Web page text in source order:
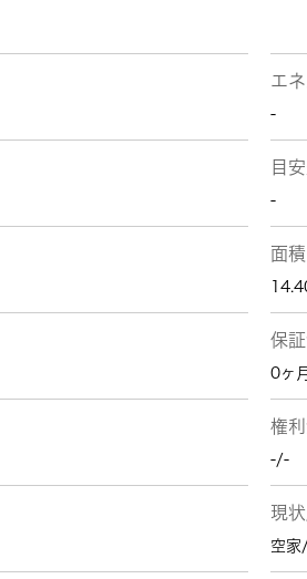
エ
-
目
-
面積
保
0ヶ月
権
-/-
現
空家